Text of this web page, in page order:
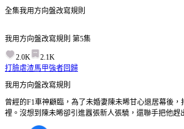
全集我用方向盤改寫規則
我用方向盤改寫規則 第5集
2.0K
2.1K
打臉虐渣馬甲強者回歸
我用方向盤改寫規則
曾經的F1車神顧臨，為了未婚妻陳未晞甘心退居幕後
裡。沒想到陳未晞卻引進囂張新人張驍，還聯手把他趕
局陷害！忍無可忍的顧臨決定全面反擊。他開著最破的